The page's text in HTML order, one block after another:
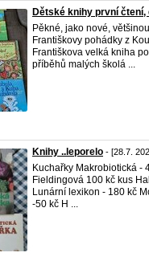
Dětské knihy první čtení,
Pěkné, jako nové,
Františkovy pohádky z
Františkova velká kniha
příběhů malých školá ...
Knihy ..leporelo - [28.7.
Kuchařky Makrobiotická -
Fieldingová 100 kč kus
Lunární lexikon - 180 kč
-50 kč H ...